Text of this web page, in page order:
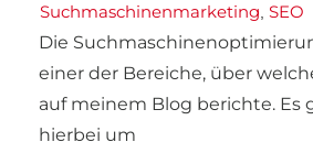
Suchmaschinenmarketing SEO
Die
einer der Bereiche, über
auf meinem Blog berichte. Es
hierbei um